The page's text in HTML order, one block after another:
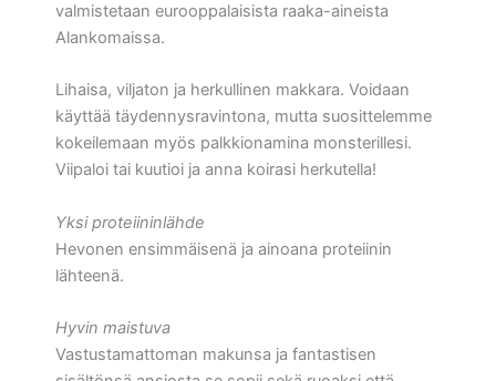
valmistetaan eurooppalaisista raaka-aineista
Alankomaissa.
Lihaisa, viljaton ja herkullinen makkara. Voidaan
käyttää täydennysravintona, mutta suosittelemme
kokeilemaan myös palkkionamina monsterillesi.
Viipaloi tai kuutioi ja anna koirasi herkutella!
Yksi proteiininlähde
Hevonen ensimmäisenä ja ainoana proteiinin
lähteenä.
Hyvin maistuva
Vastustamattoman makunsa ja fantastisen